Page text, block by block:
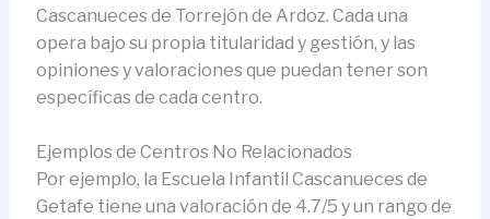
Cascanueces de Torrejón de Ardoz. Cada una
opera bajo su propia titularidad y gestión, y las
opiniones y valoraciones que puedan tener son
específicas de cada centro.
Ejemplos de Centros No Relacionados
Por ejemplo, la Escuela Infantil Cascanueces de
Getafe tiene una valoración de 4.7/5 y un rango de